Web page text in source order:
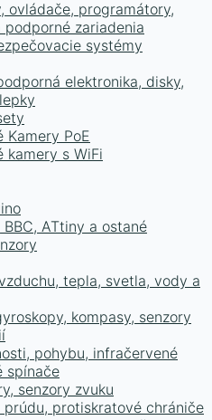
ovládače, programátory,
zariadenia
systémy
elektronika, disky,
Kamery PoE
kamery s WiFi
BBC, ATtiny a ostané
tepla, svetla, vody a
kompasy, senzory
pohybu, infračervené
spínače
senzory zvuku
prúdu, protiskratové chrániče